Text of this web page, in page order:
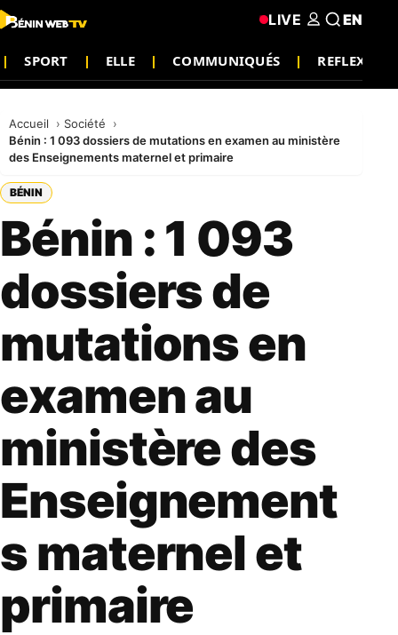
SPORT ELLE COMMUNIQUÉS
LIVE EN
Accueil
Société
Bénin : 1 093 dossiers de mutations en examen au ministère
des Enseignements maternel et primaire
BÉNIN
Bénin : 1 093
dossiers de
mutations en
examen au
ministère des
Enseignement
s maternel et
primaire